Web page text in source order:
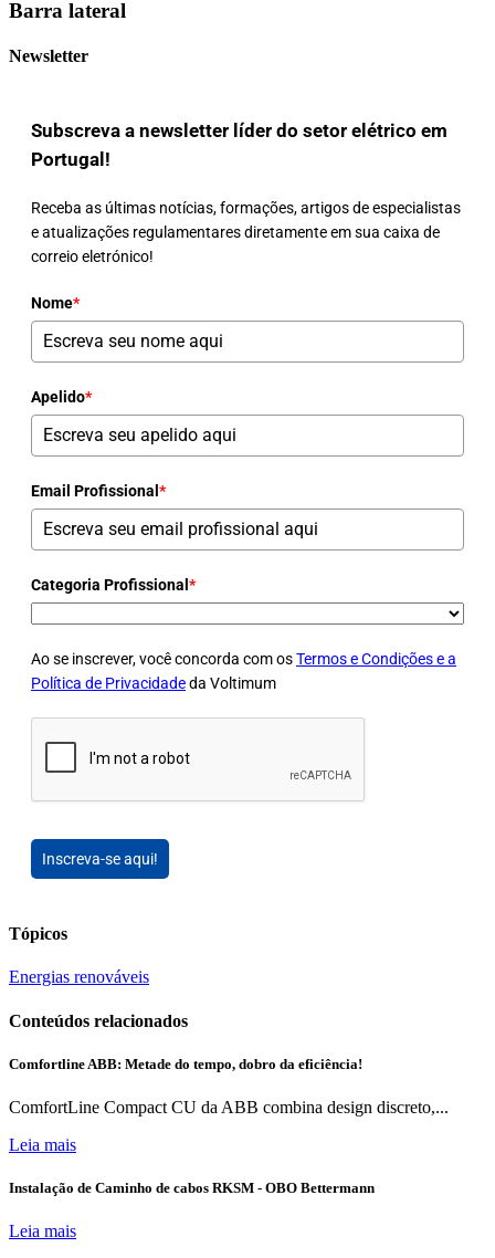
Barra lateral
Newsletter
Subscreva a newsletter líder do setor elétrico em
Portugal!
Receba as últimas notícias, formações, artigos de especialistas
e atualizações regulamentares diretamente em sua caixa de
correio eletrónico!
Nome*
Apelido*
Email Profissional *
Categoria Profissional *
Ao se inscrever, você concorda com osTermos e Condições e a
Política de Privacidadeda Voltimum
Inscreva-se aqui!
Tópicos
Energias renováveis
Conteúdos relacionados
Comfortline ABB: Metade do tempo, dobro da eficiência!
ComfortLine Compact CU da ABB combina design discreto,...
Leia mais
Instalação de Caminho de cabos RKSM - OBO Bettermann
Leia mais